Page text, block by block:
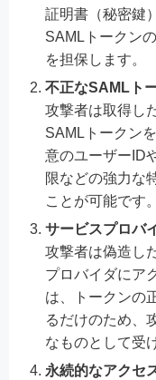
証明書（秘密鍵
SAMLトークン
を担保します。
不正なSAMLト
攻撃者は取得し
SAMLトークン
意のユーザーID
限などの強力な
ことが可能です。
サービスプロバ
攻撃者は偽造し
プロバイダにア
は、トークンの
るだけのため、
なものとして受
永続的なアクセ